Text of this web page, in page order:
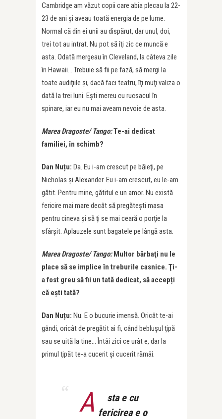
Cambridge am văzut copii care abia plecau la 22-
23 de ani şi aveau toată energia de pe lume.
Normal că din ei unii au dispărut, dar unul, doi,
trei tot au intrat. Nu pot să îţi zic ce muncă e
asta. Odată mergeau în Cleveland, la câteva zile
în Hawaii… Trebuie să fii pe fază, să mergi la
toate audiţiile şi, dacă faci teatru, îţi muţi valiza o
dată la trei luni. Eşti mereu cu rucsacul în
spinare, iar eu nu mai aveam nevoie de asta.
Marea Dragoste/ Tango:Te-ai dedicat
familiei, în schimb?
Dan Nuțu: Da. Eu i-am crescut pe băieţi, pe
Nicholas şi Alexander. Eu i-am crescut, eu le-am
gătit. Pentru mine, gătitul e un amor. Nu există
fericire mai mare decât să pregăteşti masa
pentru cineva şi să ţi se mai ceară o porţie la
sfârşit. Aplauzele sunt bagatele pe lângă asta.
Marea Dragoste/ Tango:Multor bărbaţi nu le
place să se implice în treburile casnice. Ţi-
a fost greu să fii un tată dedicat, să accepți
că ești tată?
Dan Nuțu: Nu. E o bucurie imensă. Oricât te-ai
gândi, oricât de pregătit ai fi, când beblușul ţipă
sau se uită la tine… Întâi zici ce urât e, dar la
primul ţipăt te-a cucerit și cucerit rămâi.
A
sta e cu
fericirea e o